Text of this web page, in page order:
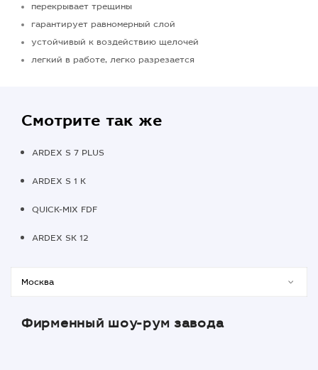
перекрывает трещины
гарантирует равномерный слой
устойчивый к воздействию щелочей
легкий в работе, легко разрезается
Смотрите так же
ARDEX S 7 PLUS
ARDEX S 1 K
QUICK-MIX FDF
ARDEX SK 12
Фирменный шоу-рум завода